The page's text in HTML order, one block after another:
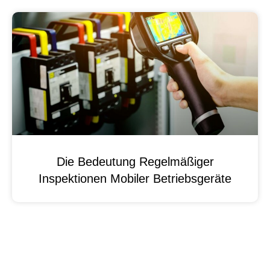
Die Bedeutung Regelmäßiger
Inspektionen Mobiler Betriebsgeräte